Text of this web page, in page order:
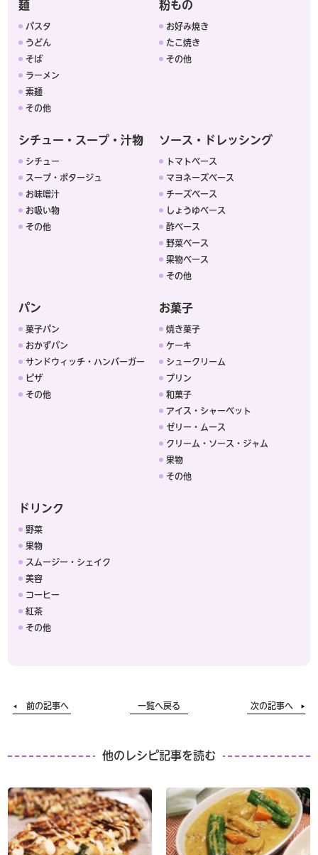
麺
パスタ
うどん
そば
ラーメン
素麺
その他
粉もの
お好み焼き
たこ焼き
その他
シチュー・スープ・汁物
シチュー
スープ・ポタージュ
お味噌汁
お吸い物
その他
ソース・ドレッシング
トマトベース
マヨネーズベース
チーズベース
しょうゆベース
酢ベース
野菜ベース
果物ベース
その他
パン
菓子パン
おかずパン
サンドウィッチ・ハンバーガー
ピザ
その他
お菓子
焼き菓子
ケーキ
シュークリーム
プリン
和菓子
アイス・シャーベット
ゼリー・ムース
クリーム・ソース・ジャム
果物
その他
ドリンク
野菜
果物
スムージー・シェイク
美容
コーヒー
紅茶
その他
前の記事へ 一覧へ戻る 次の記事へ
他のレシピ記事を読む